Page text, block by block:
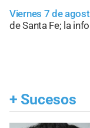
Viernes 7 de
de Santa Fe; la
+ Sucesos